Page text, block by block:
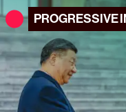
PROGRESSIVE